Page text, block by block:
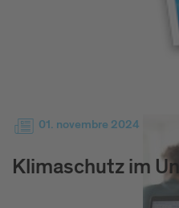
01. novembre 2024
Klimaschutz im